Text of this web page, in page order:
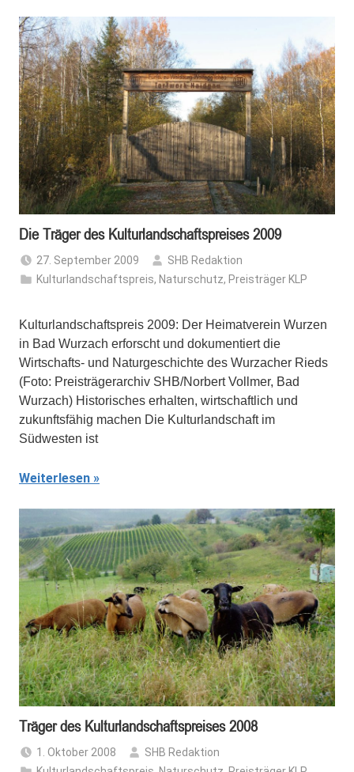
Die Träger des Kulturlandschaftspreises 2009
27. September 2009
SHB Redaktion
Kulturlandschaftspreis, Naturschutz, Preisträger KLP
Kulturlandschaftspreis 2009: Der Heimatverein Wurzen
in Bad Wurzach erforscht und dokumentiert die
Wirtschafts- und Naturgeschichte des Wurzacher Rieds
(Foto: Preisträgerarchiv SHB/Norbert Vollmer, Bad
Wurzach) Historisches erhalten, wirtschaftlich und
zukunftsfähig machen Die Kulturlandschaft im
Südwesten ist
Weiterlesen
Träger des Kulturlandschaftspreises 2008
1. Oktober 2008
SHB Redaktion